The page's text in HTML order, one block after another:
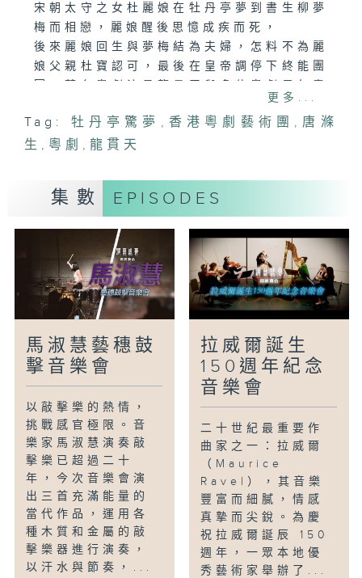
宋朝太守之女杜麗娘在牡丹亭夢到書生柳夢
梅而相戀，麗娘醒後思憶成疾而死，
後來麗娘回生與夢梅結為夫婦，怎料不為麗
娘父親杜寶認可，最後在皇帝調停下終能團
新星傾力演出，配合全新舞台佈景燈光設
計，展現粵劇美學新境界。粵劇片段由香港
粵劇藝術團提供。
龍貫天飾皇帝
劉麗飾杜麗娘
梁煒康飾陳最良
黎耀威飾杜寶
吳敏婷飾春香
更多...
Tag: 牡丹亭驚夢 , 香港粵劇藝術團 , 唐滌
生 , 粵劇 ,龍貫天
集數 EPISODES
馬淑慧藝穗鼓
擊音樂會
以敲擊樂的熱情，
挑戰感官極限。音
樂家馬淑慧演奏敲
擊樂已超過二十
年，今次音樂會演
出三首充滿能量的
當代作品，運用各
種木質和金屬的敲
擊樂器進行演奏，
以汗水與節奏，...
拉威爾誕生
150週年紀念
音樂會
二十世紀最重要作
曲家之一：拉威爾
（Maurice
Ravel），其音樂
豐富而細膩，情感
真摯而尖銳。為慶
祝拉威爾誕辰 150
週年，一眾本地優
秀藝術家舉辦了...